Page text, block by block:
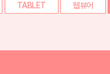
TABLET 웹뷰어